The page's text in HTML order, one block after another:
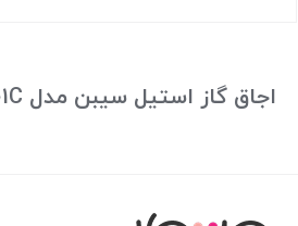
اجاق گاز استیل سیبن مدل GS101C